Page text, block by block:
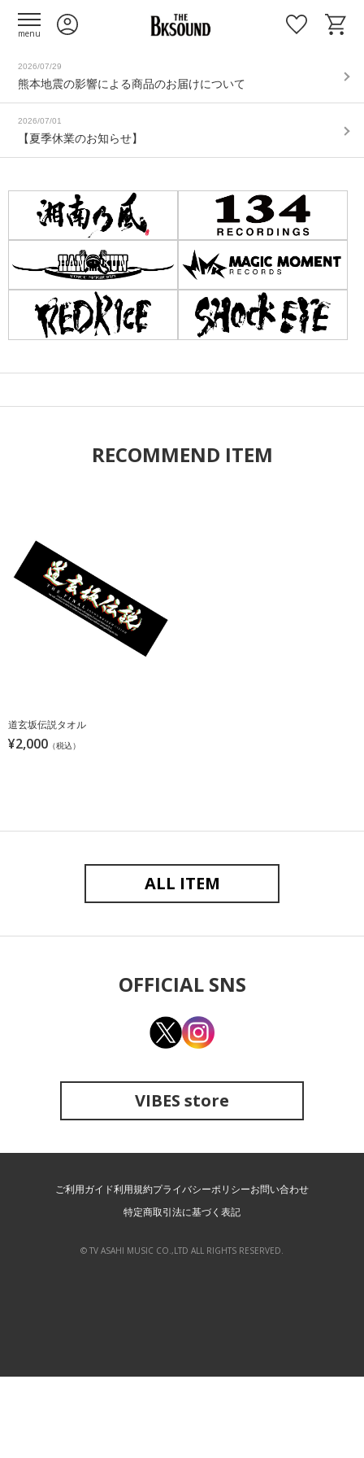
menu
2026/07/29
熊本地震の影響による商品のお届けについて
2026/07/01
【夏季休業のお知らせ】
RECOMMEND ITEM
道玄坂伝説タオル
¥2,000 （税込）
ALL ITEM
OFFICIAL SNS
VIBES store
ご利用ガイド利用規約プライバシーポリシーお問い合わせ
特定商取引法に基づく表記
© TV ASAHI MUSIC CO.,LTD ALL RIGHTS RESERVED.